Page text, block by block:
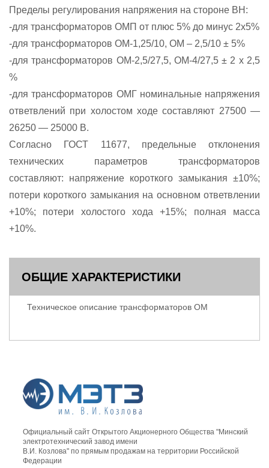
Пределы регулирования напряжения на стороне ВН:
-для трансформаторов ОМП от плюс 5% до минус 2х5%
-для трансформаторов ОМ-1,25/10, ОМ – 2,5/10 ± 5%
-для трансформаторов ОМ-2,5/27,5, ОМ-4/27,5 ± 2 х 2,5
%
-для трансформаторов ОМГ номинальные напряжения
ответвлений при холостом ходе составляют 27500 —
26250 — 25000 В.
Согласно ГОСТ 11677, предельные отклонения
технических параметров трансформаторов
составляют: напряжение короткого замыкания ±10%;
потери короткого замыкания на основном ответвлении
+10%; потери холостого хода +15%; полная масса
+10%.
ОБЩИЕ ХАРАКТЕРИСТИКИ
Техническое описание трансформаторов ОМ
Официальный сайт Открытого Акционерного Общества "Минский
электротехнический завод имени
В.И. Козлова" по прямым продажам на территории Российской
Федерации